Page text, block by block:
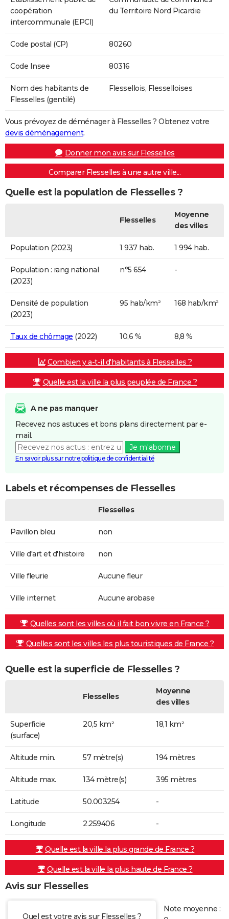
coopération
intercommunale (EPCI)
du Territoire Nord Picardie
Code postal (CP) 80260
Code Insee 80316
Nom des habitants de
Flesselles (gentilé)
Flessellois, Flesselloises
Vous prévoyez de déménager à Flesselles ? Obtenez votre
devis déménagement.
Donner mon avis sur Flesselles
Comparer Flesselles à une autre ville...
Quelle est la population de Flesselles ?
Flesselles
Moyenne
des villes
Population (2023) 1 937 hab. 1 994 hab.
Population : rang national
(2023)
n°5 654 -
Densité de population
(2023)
95 hab/km² 168 hab/km²
Taux de chômage (2022) 10,6 % 8,8 %
Combien y a-t-il d'habitants à Flesselles ?
Quelle est la ville la plus peuplée de France ?
A ne pas manquer
Recevez nos astuces et bons plans directement par e-
mail.
Je m'abonne
En savoir plus sur notre politique de confidentialité
Labels et récompenses de Flesselles
Flesselles
Pavillon bleu non
Ville d'art et d'histoire non
Ville fleurie Aucune fleur
Ville internet Aucune arobase
Quelles sont les villes où il fait bon vivre en France ?
Quelles sont les villes les plus touristiques de France ?
Quelle est la superficie de Flesselles ?
Flesselles
Moyenne
des villes
Superficie
(surface)
20,5 km² 18,1 km²
Altitude min. 57 mètre(s) 194 mètres
Altitude max. 134 mètre(s) 395 mètres
Latitude 50.003254 -
Longitude 2.259406 -
Quelle est la ville la plus grande de France ?
Quelle est la ville la plus haute de France ?
Avis sur Flesselles
Quel est votre avis sur Flesselles ?
Note moyenne :